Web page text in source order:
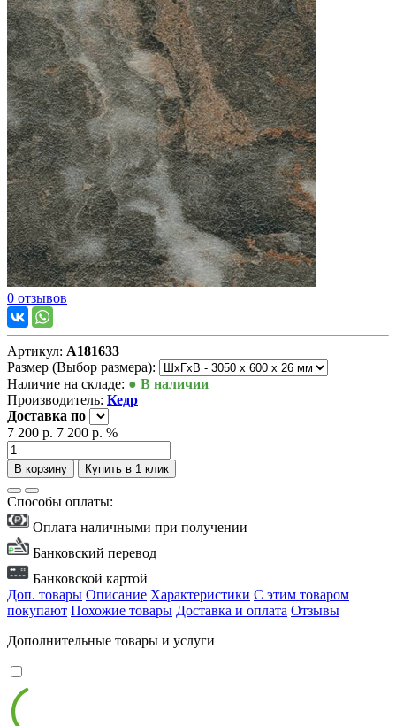
0 отзывов
Артикул: А181633
Размер (Выбор размера):
Наличие на складе: ● В наличии
Производитель: Кедр
Доставка по
7 200 р. 7 200 р. %
В корзину Купить в 1 клик
Способы оплаты:
Оплата наличными при получении
Банковский перевод
Банковской картой
Доп. товары Описание Характеристики С этим товаром
покупают Похожие товары Доставка и оплата Отзывы
Дополнительные товары и услуги